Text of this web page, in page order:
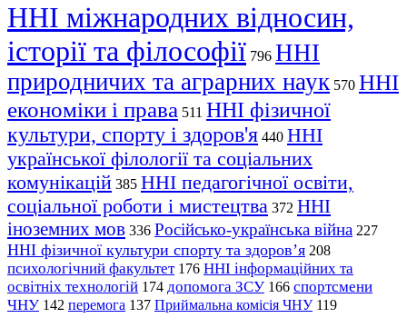
ННІ міжнародних відносин,
історії та філософії 796 ННІ
природничих та аграрних наук 570 ННІ
економіки і права 511 ННІ фізичної
культури, спорту і здоров'я 440 ННІ
української філології та соціальних
комунікацій 385 ННІ педагогічної освіти,
соціальної роботи і мистецтва 372 ННІ
іноземних мов 336 Російсько-українська війна 227
ННІ фізичної культури спорту та здоров’я 208
психологічний факультет 176 ННІ інформаційних та
освітніх технологій 174 допомога ЗСУ 166 спортсмени
ЧНУ 142 перемога 137 Приймальна комісія ЧНУ 119